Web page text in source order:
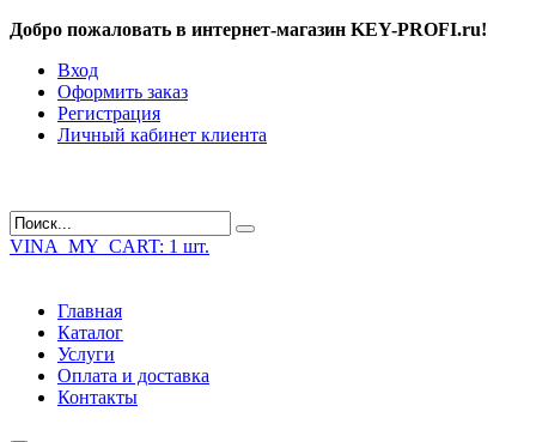
Добро пожаловать в интернет-магазин KEY-PROFI.ru!
Вход
Оформить заказ
Регистрация
Личный кабинет клиента
VINA_MY_CART: 1 шт.
Главная
Каталог
Услуги
Оплата и доставка
Контакты